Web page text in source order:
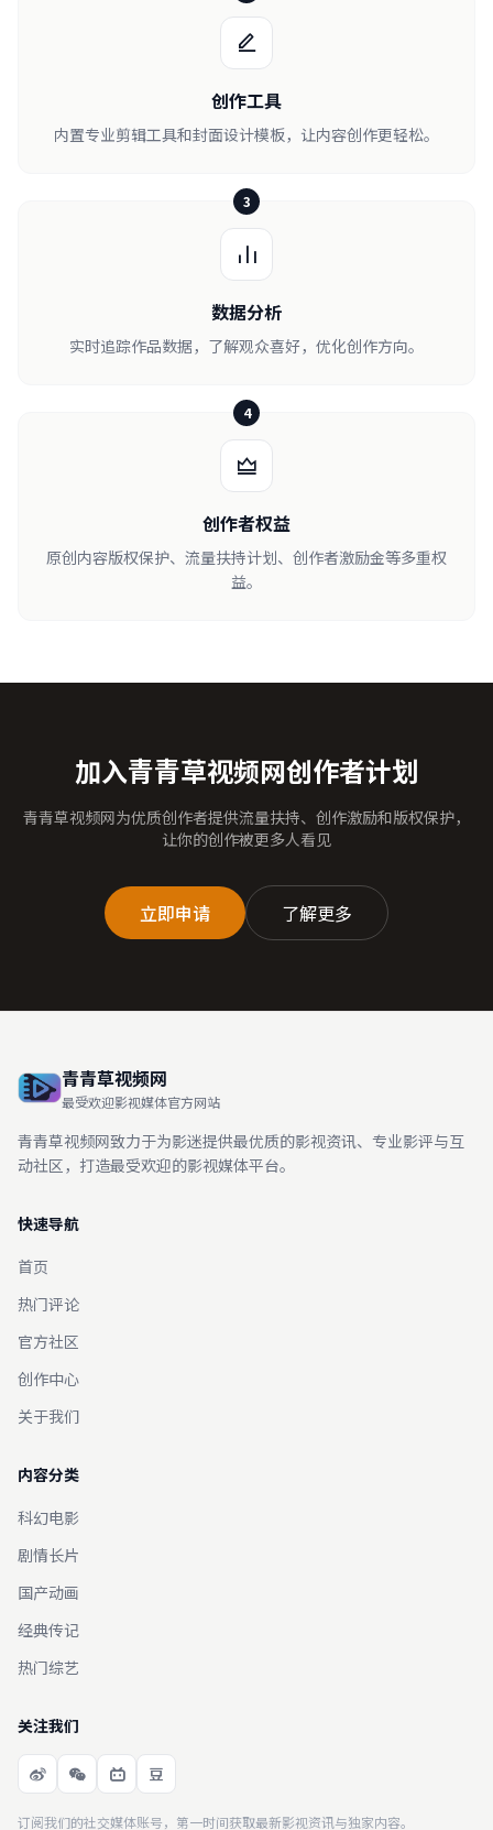
创作工具
内置专业剪辑工具和封面设计模板，让内容创作更轻松。
3
数据分析
实时追踪作品数据，了解观众喜好，优化创作方向。
4
创作者权益
原创内容版权保护、流量扶持计划、创作者激励金等多重权
益。
加入青青草视频网创作者计划
青青草视频网为优质创作者提供流量扶持、创作激励和版权保护，
让你的创作被更多人看见
立即申请 了解更多
青青草视频网
最受欢迎影视媒体官方网站
青青草视频网致力于为影迷提供最优质的影视资讯、专业影评与互
动社区，打造最受欢迎的影视媒体平台。
快速导航
首页
热门评论
官方社区
创作中心
关于我们
内容分类
科幻电影
剧情长片
国产动画
经典传记
热门综艺
关注我们
订阅我们的社交媒体账号，第一时间获取最新影视资讯与独家内容。